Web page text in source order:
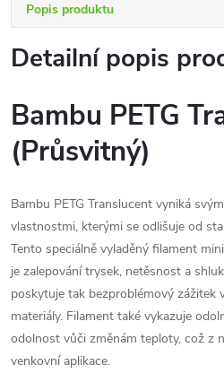
Popis produktu
Detailní popis
Bambu PETG
(Průsvitný)
Bambu PETG Translucent vyniká
vlastnostmi, kterými se odlišuje od
Tento speciálně vyladěný filament
je zalepování trysek, netěsnost a
poskytuje tak bezproblémový zážitek
materiály. Filament také vykazuje
odolnost vůči změnám teploty, což z
venkovní aplikace.